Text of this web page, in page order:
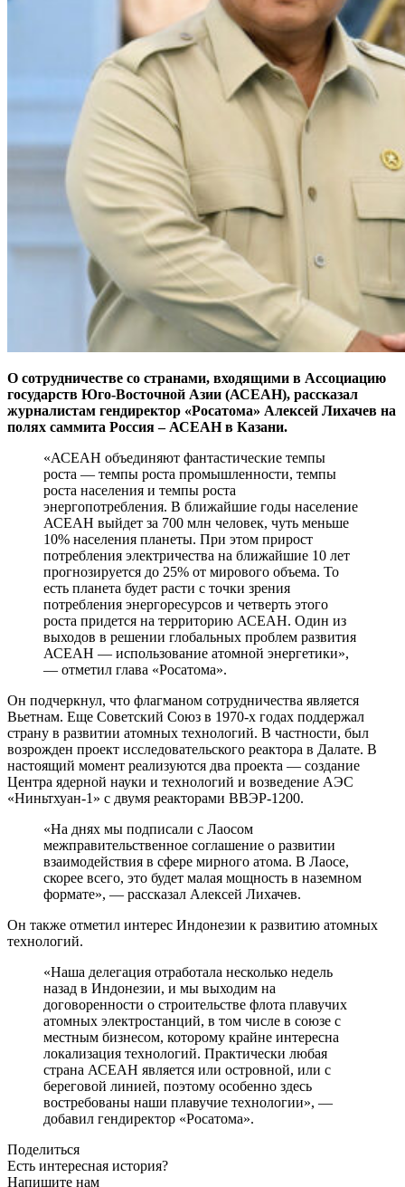
О сотрудничестве со странами, входящими в Ассоциацию
государств Юго-Восточной Азии (АСЕАН), рассказал
журналистам гендиректор «Росатома» Алексей Лихачев на
полях саммита Россия – АСЕАН в Казани.
«АСЕАН объединяют фантастические темпы
роста — темпы роста промышленности, темпы
роста населения и темпы роста
энергопотребления. В ближайшие годы население
АСЕАН выйдет за 700 млн человек, чуть меньше
10% населения планеты. При этом прирост
потребления электричества на ближайшие 10 лет
прогнозируется до 25% от мирового объема. То
есть планета будет расти с точки зрения
потребления энергоресурсов и четверть этого
роста придется на территорию АСЕАН. Один из
выходов в решении глобальных проблем развития
АСЕАН — использование атомной энергетики»,
— отметил глава «Росатома».
Он подчеркнул, что флагманом сотрудничества является
Вьетнам. Еще Советский Союз в 1970-х годах поддержал
страну в развитии атомных технологий. В частности, был
возрожден проект исследовательского реактора в Далате. В
настоящий момент реализуются два проекта — создание
Центра ядерной науки и технологий и возведение АЭС
«Ниньтхуан-1» с двумя реакторами ВВЭР-1200.
«На днях мы подписали с Лаосом
межправительственное соглашение о развитии
взаимодействия в сфере мирного атома. В Лаосе,
скорее всего, это будет малая мощность в наземном
формате», — рассказал Алексей Лихачев.
Он также отметил интерес Индонезии к развитию атомных
технологий.
«Наша делегация отработала несколько недель
назад в Индонезии, и мы выходим на
договоренности о строительстве флота плавучих
атомных электростанций, в том числе в союзе с
местным бизнесом, которому крайне интересна
локализация технологий. Практически любая
страна АСЕАН является или островной, или с
береговой линией, поэтому особенно здесь
востребованы наши плавучие технологии», —
добавил гендиректор «Росатома».
Поделиться
Есть интересная история?
Напишите нам